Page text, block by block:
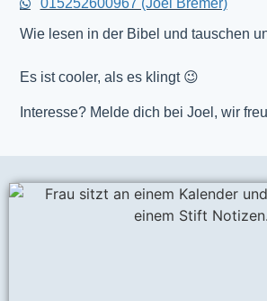
015252600967 (Joel Bremer)
Wie lesen in der Bibel und tauschen
Es ist cooler, als es klingt 😉
Interesse? Melde dich bei Joel, wir